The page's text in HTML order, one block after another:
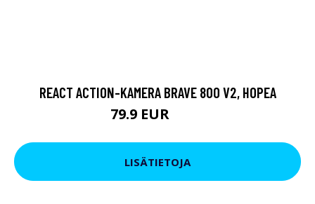
REACT ACTION-KAMERA BRAVE 800 V2, HOPEA
79.9 EUR
LISÄTIETOJA